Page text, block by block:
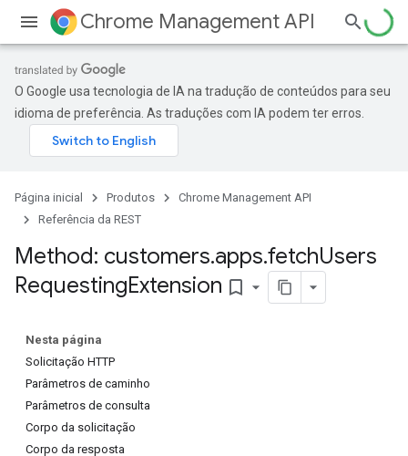
Chrome Management API
O Google usa tecnologia de IA na tradução de conteúdos para seu
idioma de preferência. As traduções com IA podem ter erros.
Página inicial Produtos
Chrome Management API
Referência da REST
Method: customers.apps.fetchUsers
RequestingExtension bookmark_border
Nesta página
Solicitação HTTP
Parâmetros de caminho
Parâmetros de consulta
Corpo da solicitação
Corpo da resposta